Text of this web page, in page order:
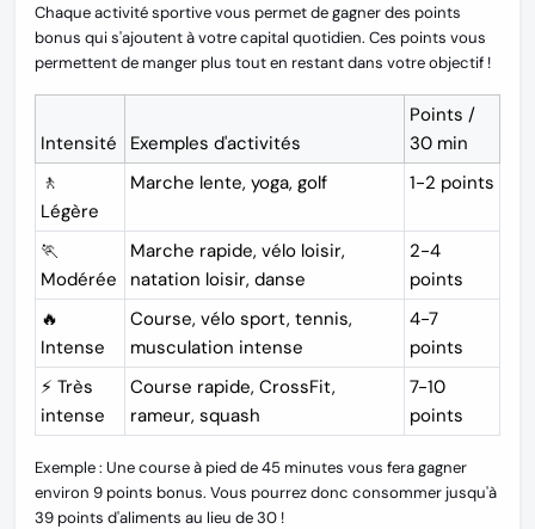
Chaque activité sportive vous permet degagner des points
bonus qui s'ajoutent à votre capital quotidien. Ces points vous
permettent de manger plus tout en restant dans votre objectif !
Intensité Exemples d'activités
Points /
30 min
🚶
Légère
Marche lente, yoga, golf 1-2 points
🏃
Modérée
Marche rapide, vélo loisir,
natation loisir, danse
2-4
points
🔥
Intense
Course, vélo sport, tennis,
musculation intense
4-7
points
⚡ Très
intense
Course rapide, CrossFit,
rameur, squash
7-10
points
Exemple : Une course à pied de 45 minutes vous fera gagner
environ 9 points bonus. Vous pourrez donc consommer jusqu'à
39 points d'aliments au lieu de 30 !